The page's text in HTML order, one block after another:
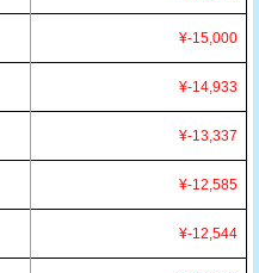
¥-15,000
¥-14,933
¥-13,337
¥-12,585
¥-12,544